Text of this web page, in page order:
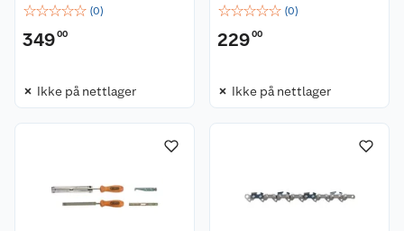
☆☆☆☆☆ (0)
34900
Ikke på nettlager
☆☆☆☆☆ (0)
22900
Ikke på nettlager